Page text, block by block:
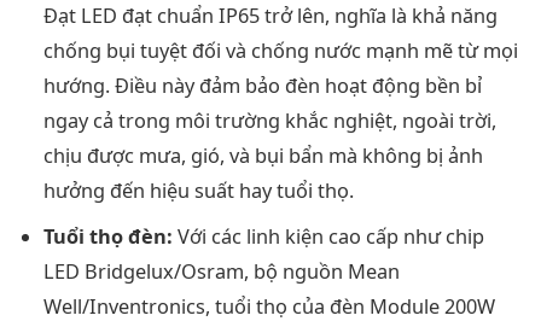
Đạt LED đạt chuẩn IP65 trở lên, nghĩa là khả năng
chống bụi tuyệt đối và chống nước mạnh mẽ từ mọi
hướng. Điều này đảm bảo đèn hoạt động bền bỉ
ngay cả trong môi trường khắc nghiệt, ngoài trời,
chịu được mưa, gió, và bụi bẩn mà không bị ảnh
hưởng đến hiệu suất hay tuổi thọ.
Tuổi thọ đèn: Với các linh kiện cao cấp như chip
LED Bridgelux/Osram, bộ nguồn Mean
Well/Inventronics, tuổi thọ của đèn Module 200W